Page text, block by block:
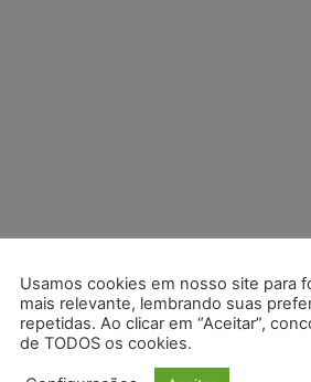
Usamos cookies em nosso site para
mais relevante, lembrando suas
repetidas. Ao clicar em “Aceitar”,
de TODOS os cookies.